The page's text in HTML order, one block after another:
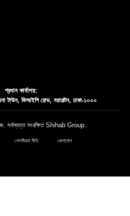
প্রধান কার্যালয়:
টাউন, ভিআইপি রোড, নয়াপল্টন, ঢাকা-১০০০
সংরক্ষিত Shihab Group.
গোপনীয়তা নীতি যোগাযোগ